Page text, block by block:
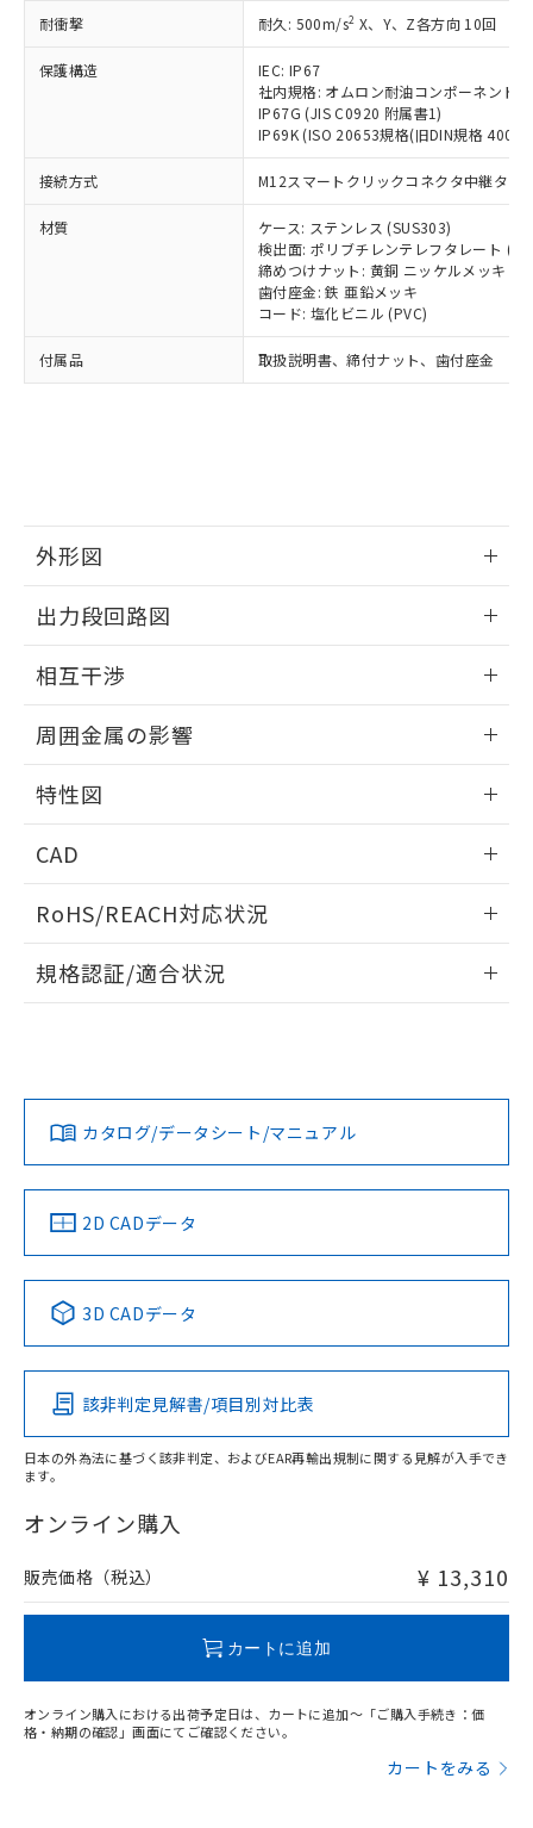
耐衝撃 耐久: 500m/s2 X、Y、Z各方向 10回
保護構造
IEC: IP67
社内規格: オムロン耐油コンポーネント
IP67G (JIS C0920 附属書1)
IP69K (ISO 20653規格(旧DIN規格
接続方式 M12スマートクリックコネクタ中継タイ
材質
ケース: ステンレス (SUS303)
検出面: ポリブチレンテレフタレート
締めつけナット: 黄銅 ニッケルメッキ
歯付座金: 鉄 亜鉛メッキ
コード: 塩化ビニル (PVC)
付属品 取扱説明書、締付ナット、歯付座金
外形図
外形図
出力段回路図
出力段回路図
タイムチャート
相互干渉
相互干渉
A: 80mm以上、B: 60mm以上
周囲金属の影響
周囲金属の影響
以上、n: 40mm以上
特性図
検出物体の大きさと材質による影響
検出領域
CAD
ドすることができます。
ログイン/会員登録
ダウンロードデータをご利用いただく前に、以下を必ずお読
みください。
ソフトウェアの使用条件
RoHS/REACH対応状況
EU RoHS 注意事項・凡例
対応済み
中国 RoHS 注意事項・凡例
Pb Hg Cd Cr(VI)
O
在庫等で未対応品が混在する可能性があります。
問い合わせください。
規格認証/適合状況
LR型式承認
（イギリス
船舶規格）
DNV型式承認
（ノルウェー
BV型式承認
（フランス
KR型式
（韓国
No No No No
この製品の規格認証/適合状況ページへ
その他の認証はこちらのページからご検索ください
カタログ/データシート/マニュアル
2D CADデータ
3D CADデータ
該非判定見解書/項目別対比表
日本の外為法に基づく該非判定、およびEAR再輸出規制に関する見解が入手でき
ます。
オンライン購入
販売価格（税込） ¥ 13,310
カートに追加
オンライン購入における出荷予定日は、カートに追加～「ご購入手続き：価
格・納期の確認」画面にてご確認ください。
カートをみる
覧された時点での実際の在庫および標
準価格とは異なる場合があることをご
了承ください。
正式な納期状況および標準価格はお客
様のお取引先、またはお客様担当のオ
ムロン制御機器販売店・当社販売員に
ご相談ください。
オムロン制御機器販売店や当社販売拠
販売ネットワーク
」をご確認
在庫状況および標準価格結果を当社の
事前の承諾なく第三者に漏洩または開
示しないようお願いします。
マイパーツ機能（部品リスト作成サー
ビス）をご利用いただくには、I-Web
品・サービスに関するお客様との取
※当社の共同利用者とは、
の共同利用に関して"
用者の範囲」に記載されている法人を
鉛(Pb) 1000ppm以下、 水銀(Hg) 1000ppm以下、 カド
ミウム(Cd) 100ppm以下、
六価クロム(Cr(Ⅵ)) 1000ppm以下、ポリ臭化ビフェニル
類(PBB) 1000ppm以下、ポリ臭化ジフェニルエーテル類
(PBDE) 1000ppm以下、フタル酸ビス(2-エチルヘキシ
ル) (DEHP)(別名：DOP) 1000ppm以下、フタル酸ブチ
ルベンジル（BBP） 1000ppm以下、フタル酸ジブチル
（DBP） 1000ppm以下、フタル酸ジイソブチル
適用除外項目は除く。
フタル酸エステル類の４物質については閾値を超える意
図的な使用がないことを確認しています。
部品在庫の切り替え状況などにより、予定
月が前後することがあります。
とができます。
EU RoHS指令（10物質）の非含有証明書
51物質の非含有証明書（当社基準）
※本証明書は発行日時点で非含有を証明す
るもので、過去に遡って非含有を証明する
ものではありません。
物質の対応では、対応完了までの期間は出
荷製品に未対応品が混在することから備考
欄に対応日を記載しておりました。
既に当社にて対応品への在庫切替を完了
*中国RoHS10物質の基準値 (GB/T26572)：
Pb(鉛) :1000ppm、 Hg(水銀) : 1000ppm、 Cd(カドミウ
Cr(Ⅵ)(六価クロム) : 1000ppm、 PBBs(ポリ臭化ビフェ
ニル類) : 1000ppm、 PBDEs(ポリ臭化ジフェニルエーテ
DBP(フタル酸ジブチル) : 1000ppm、 DIBP(フタル酸ジ
イソブチル) : 1000ppm、 BBP(フタル酸ブチルベンジ
DEHP(フタル酸ビス(2-エチルヘキシル)) : 1000ppm
※2 環境保護使用期限
「ｅ」：有害物質（10物質）のすべてが基
準値以下であることを示します。
「10」：通常の使用状況下において有害物
質が外部に漏えいし、環境に深刻な影響を
及ぼさない年数を意味します。
国政府の輸出許可(または役務取引許
可)を取得するなどの必要な手続きを
当社は規制貨物を破棄する場合は、完
全に破砕するなど、違法に輸出されな
いよう必要な手段を講じます。
当社は貴社製品を、核兵器、ミサイ
ル、化学兵器、生物兵器またはその他
武器並びにこれらの製造装置等に一切
使用いたしません。
当社は、貴社製品を第三者に販売する
場合は、上記1、2および3の内容を当
該第三者に通知します。また当社は、
販売先および販売に係わる関係者が違
法に輸出するおそれがある場合は、取
一定数以上の在庫あり
一定数には満たないが在庫あり
在庫なし(最新の在庫状況につ
いては、お客様のお取引先、ま
たはお客様担当のオムロン制御
機器販売店・当社販売員にご確
認ください)
白
受注生産機種、また在庫状況の
情報を公開していない機種